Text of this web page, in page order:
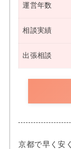
運営年数
相談実績
出張相談
京都で早く安